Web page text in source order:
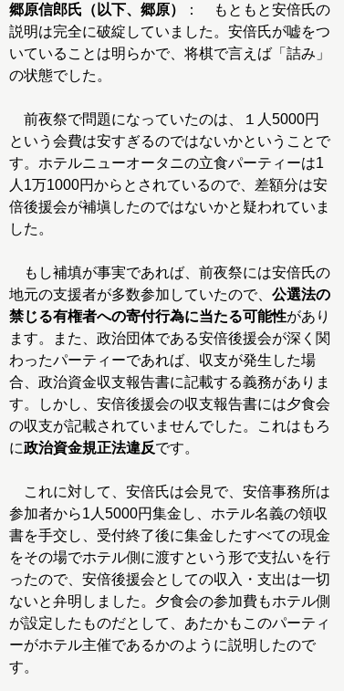
郷原信郎氏（以下、郷原）
： もともと安倍氏の
説明は完全に破綻していました。安倍氏が嘘をつ
いていることは明らかで、将棋で言えば「詰み」
の状態でした。
前夜祭で問題になっていたのは、１人5000円
という会費は安すぎるのではないかということで
す。ホテルニューオータニの立食パーティーは1
人1万1000円からとされているので、差額分は安
倍後援会が補塡したのではないかと疑われていま
した。
もし補填が事実であれば、前夜祭には安倍氏の
地元の支援者が多数参加していたので、 公選法の
禁じる有権者への寄付行為に当たる可能性があり
ます。また、政治団体である安倍後援会が深く関
わったパーティーであれば、収支が発生した場
合、政治資金収支報告書に記載する義務がありま
す。しかし、安倍後援会の収支報告書には夕食会
の収支が記載されていませんでした。これはもろ
に政治資金規正法違反です。
これに対して、安倍氏は会見で、安倍事務所は
参加者から1人5000円集金し、ホテル名義の領収
書を手交し、受付終了後に集金したすべての現金
をその場でホテル側に渡すという形で支払いを行
ったので、安倍後援会としての収入・支出は一切
ないと弁明しました。夕食会の参加費もホテル側
が設定したものだとして、あたかもこのパーティ
ーがホテル主催であるかのように説明したので
す。